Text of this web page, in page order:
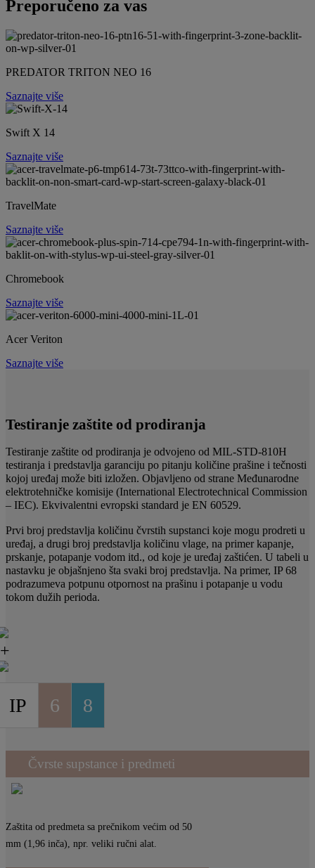
Preporučeno za vas
PREDATOR TRITON NEO 16
Saznajte više
Swift X 14
Saznajte više
TravelMate
Saznajte više
Chromebook
Saznajte više
Acer Veriton
Saznajte više
Testiranje zaštite od prodiranja
Testiranje zaštite od prodiranja je odvojeno od MIL-STD-810H
testiranja i predstavlja garanciju po pitanju količine prašine i tečnosti
kojoj uređaj može biti izložen. Objavljeno od strane Međunarodne
elektrotehničke komisije (International Electrotechnical Commission
– IEC). Ekvivalentni evropski standard je EN 60529.
Prvi broj predstavlja količinu čvrstih supstanci koje mogu prodreti u
uređaj, a drugi broj predstavlja količinu vlage, na primer kapanje,
prskanje, potapanje vodom itd., od koje je uređaj zaštićen. U tabeli u
nastavku je objašnjeno šta svaki broj predstavlja. Na primer, IP 68
podrazumeva potpunu otpornost na prašinu i potapanje u vodu
tokom dužih perioda.
+
IP 6 8
Čvrste supstance i predmeti
Zaštita od predmeta sa prečnikom većim od 50
mm (1,96 inča), npr. veliki ručni alat.